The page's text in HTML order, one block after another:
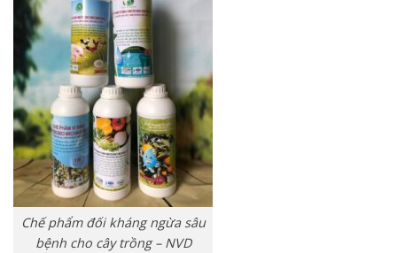
Chế phẩm đối kháng ngừa sâu
bệnh cho cây trồng – NVD